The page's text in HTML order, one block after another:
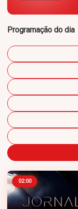
Programação do dia
02:00